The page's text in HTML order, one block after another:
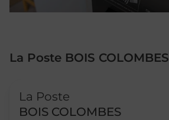
La Poste BOIS COLOMBES
La Poste
BOIS COLOMBES